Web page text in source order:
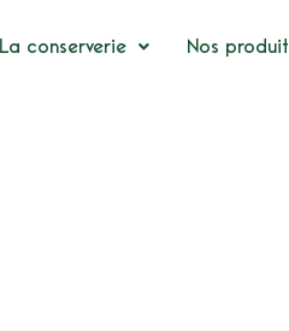
La conserverie Nos